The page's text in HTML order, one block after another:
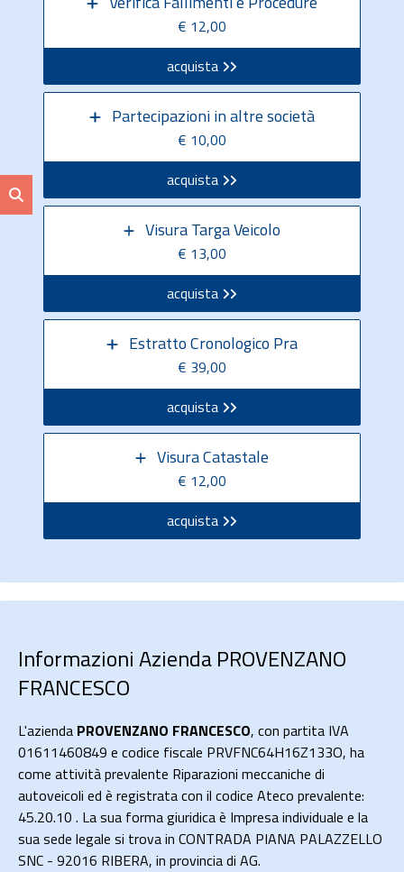
€ 12,00
acquista
Partecipazioni in altre società
€ 10,00
acquista
Visura Targa Veicolo
€ 13,00
acquista
Estratto Cronologico Pra
€ 39,00
acquista
Visura Catastale
€ 12,00
acquista
Informazioni Azienda PROVENZANO
FRANCESCO
L'azienda PROVENZANO FRANCESCO, con partita IVA
01611460849 e codice fiscale PRVFNC64H16Z133O, ha
come attività prevalente Riparazioni meccaniche di
autoveicoli ed è registrata con il codice Ateco prevalente:
45.20.10 . La sua forma giuridica è Impresa individuale e la
sua sede legale si trova in CONTRADA PIANA PALAZZELLO
SNC - 92016 RIBERA, in provincia di AG.